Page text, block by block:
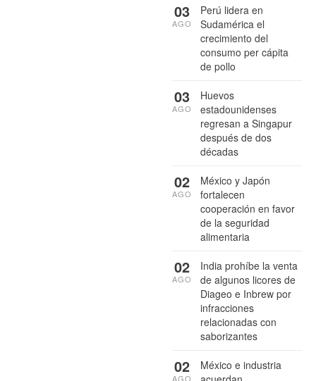
Perú lidera en
Sudamérica el
crecimiento del
consumo per cápita
de pollo
03
AGO
Huevos
estadounidenses
regresan a Singapur
después de dos
décadas
03
AGO
México y Japón
fortalecen
cooperación en favor
de la seguridad
alimentaria
02
AGO
India prohíbe la venta
de algunos licores de
Diageo e Inbrew por
infracciones
relacionadas con
saborizantes
02
AGO
México e industria
02
AGO